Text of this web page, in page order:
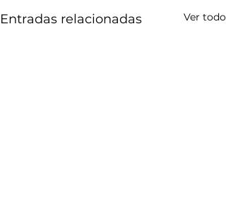
Entradas relacionadas Ver todo